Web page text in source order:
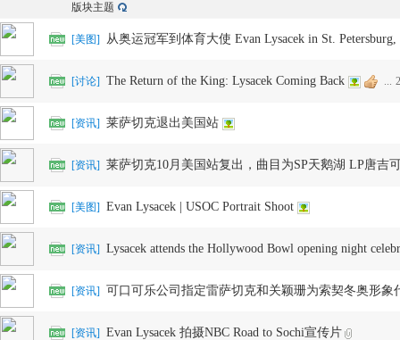
华-
版块主题
[美图] 从奥运冠军到体育大使 Evan Lysacek in St.
[讨论] The Return of the King: Lysacek Coming Back ... 2
[资讯] 莱萨切克退出美国站
[资讯] 莱萨切克10月美国站复出，曲目为SP天鹅湖 LP唐吉
[美图] Evan Lysacek | USOC Portrait Shoot
[资讯] Lysacek attends the Hollywood Bowl opening night
[资讯] 可口可乐公司指定雷萨切克和关颖珊为索契冬奥形象
[资讯] Evan Lysacek 拍摄NBC Road to Sochi宣传片